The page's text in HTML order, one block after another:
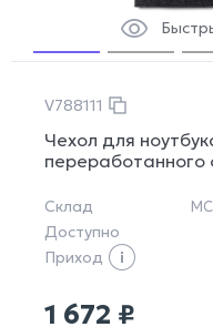
V788111
Чехол для
переработанного
Склад
Доступно
Приход
1 672 ₽